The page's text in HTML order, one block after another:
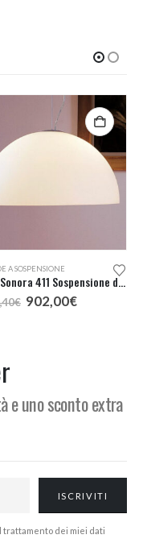
A SOSPENSIONE
Oluce Sonora 411 Sospensione d. 50
€ Il
prezzo
902,00€Il
e uno sconto extra
trattamento dei miei dati